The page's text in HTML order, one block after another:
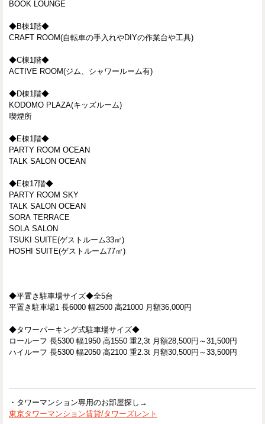
BOOK LOUNGE
◆B棟1階◆
CRAFT ROOM(自転車の手入れやDIYの作業台や工具)
◆C棟1階◆
ACTIVE ROOM(ジム、シャワールーム有)
◆D棟1階◆
KODOMO PLAZA(キッズルーム)
喫煙所
◆E棟1階◆
PARTY ROOM OCEAN
TALK SALON OCEAN
◆E棟17階◆
PARTY ROOM SKY
TALK SALON OCEAN
SORA TERRACE
SOLA SALON
TSUKI SUITE(ゲストルーム33㎡)
HOSHI SUITE(ゲストルーム77㎡)
◆平置き駐車場サイズ◆全5台
平置き駐車場1 長6000 幅2500 高21000 月額36,000円
◆タワーパーキング式駐車場サイズ◆
ロールーフ 長5300 幅1950 高1550 重2,3t 月額28,500円～31,500円
ハイルーフ 長5300 幅2050 高2100 重2.3t 月額30,500円～33,500円
・タワーマンション専用のお部屋探し→
東京タワーマンション賃貸/タワーズレント